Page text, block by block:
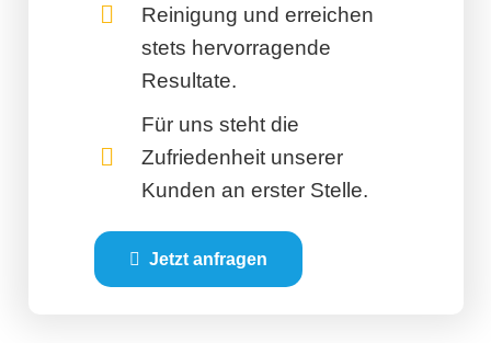
Reinigung und erreichen
stets hervorragende
Resultate.
Für uns steht die
Zufriedenheit unserer
Kunden an erster Stelle.
Jetzt anfragen